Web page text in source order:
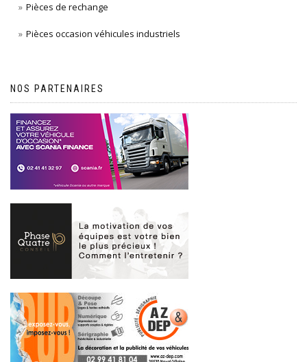
Pièces de rechange
Pièces occasion véhicules industriels
NOS PARTENAIRES